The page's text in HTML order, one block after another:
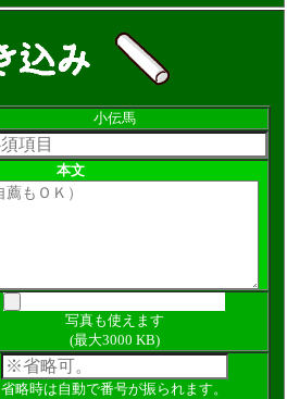
小伝馬
本文
写真も使えます
(最大3000 KB)
省略時は自動で番号が振られます。